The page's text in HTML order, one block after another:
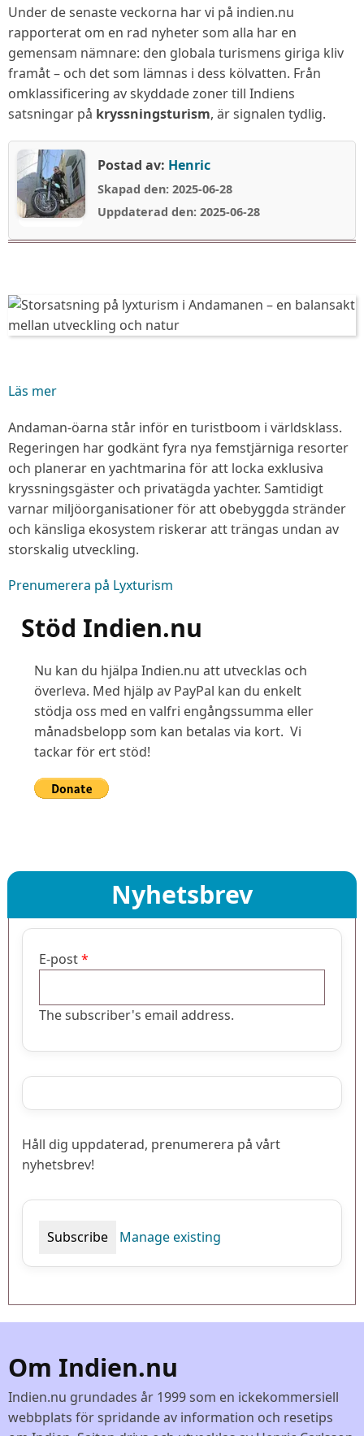
turismen
vänder
ryggen
åt
det
vi
oss
vilja
bevara
Under de senaste veckorna har vi på indien.nu
rapporterat om en rad nyheter som alla har en
gemensam nämnare: den globala turismens giriga kliv
framåt – och det som lämnas i dess kölvatten. Från
omklassificering av skyddade zoner till Indiens
satsningar på kryssningsturism, är signalen tydlig.
Postad av: Henric
Skapad den: 2025-06-28
Uppdaterad den: 2025-06-28
Läs mer
på
lyxturism
i
Andamanen
–
en
balansakt
utveckling
och
natur
Andaman-öarna står inför en turistboom i världsklass.
Regeringen har godkänt fyra nya femstjärniga resorter
och planerar en yachtmarina för att locka exklusiva
kryssningsgäst­er och privat­ägda yachter. Samtidigt
varnar miljöorganisationer för att obebyggda stränder
och känsliga ekosystem riskerar att trängas undan av
storskalig utveckling.
Prenumerera på Lyxturism
Stöd Indien.nu
Nu kan du hjälpa Indien.nu att utvecklas och
överleva. Med hjälp av PayPal kan du enkelt
stödja oss med en valfri engångssumma eller
månadsbelopp som kan betalas via kort. Vi
tackar för ert stöd!
Nyhetsbrev
E-post
The subscriber's email address.
Håll dig uppdaterad, prenumerera på vårt
nyhetsbrev!
Manage existing
Om Indien.nu
Indien.nu grundades år 1999 som en ickekommersiell
webbplats för spridande av information och resetips